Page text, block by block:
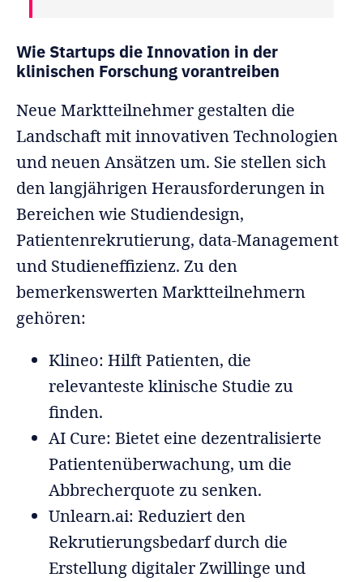
Wie Startups die Innovation in der
klinischen Forschung vorantreiben
Neue Marktteilnehmer gestalten die
Landschaft mit innovativen Technologien
und neuen Ansätzen um. Sie stellen sich
den langjährigen Herausforderungen in
Bereichen wie Studiendesign,
Patientenrekrutierung, data-Management
und Studieneffizienz. Zu den
bemerkenswerten Marktteilnehmern
gehören:
Klineo: Hilft Patienten, die
relevanteste klinische Studie zu
finden.
AI Cure: Bietet eine dezentralisierte
Patientenüberwachung, um die
Abbrecherquote zu senken.
Unlearn.ai: Reduziert den
Rekrutierungsbedarf durch die
Erstellung digitaler Zwillinge und